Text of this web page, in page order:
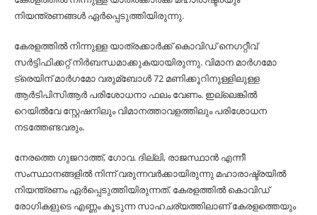
നിയന്ത്രണങ്ങള്‍ ഏര്‍പ്പെടുത്തിയിരുന്നു.
കേരളത്തില്‍ നിന്നുള്ള യാത്രക്കാര്‍ക്ക് കൊവിഡ് നെഗറ്റീവ്
സര്‍ട്ടിഫിക്കറ്റ് നിര്‍ബന്ധമാക്കുകയായിരുന്നു. വിമാന മാര്‍ഗമോ
ട്രെയിന് മാര്‍ഗമോ വരുമ്ബോള്‍ 72 മണിക്കൂറിനുള്ളിലുള്ള
ആര്‍ടിപിസിആര്‍ പരിശോധനാ ഫലം വേണം. ഇല്ലെങ്കില്‍
റെയില്‍വേ സ്റ്റേഷനിലും വിമാനത്താവളത്തിലും പരിശോധന
നടത്തേണ്ടവരും.
നേരത്തെ ഗുജറാത്ത്, ഗോവ. ദില്ലി, രാജസ്ഥാന്‍ എന്നീ
സംസ്ഥാനങ്ങളില്‍ നിന്ന് വരുന്നവര്‍ക്കായിരുന്നു മഹാരാഷ്ട്രയില്‍
നിയന്ത്രണം ഏര്‍പ്പെടുത്തിയിരുന്നത്. കേരളത്തില്‍ കൊവിഡ്
രോഗികളുടെ എണ്ണം കൂടുന്ന സാഹചര്യത്തിലാണ് കേരളത്തെയും